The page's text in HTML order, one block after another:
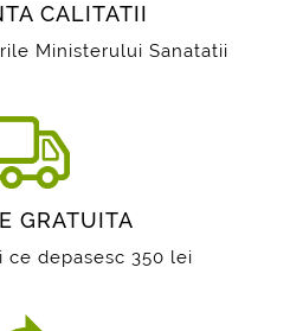
CALITATII
Ministerului Sanatatii
GRATUITA
ce depasesc 350 lei